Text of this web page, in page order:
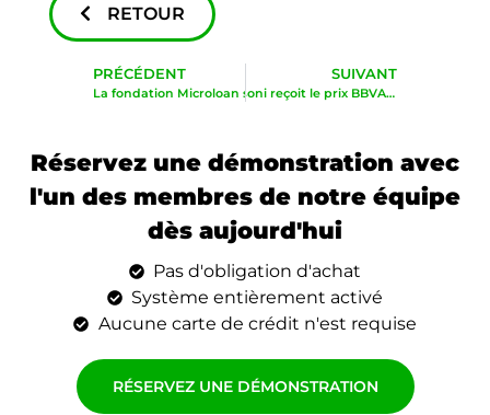
RETOUR
SUIVANT
M. Musoni reçoit le prix BBVA Open Talent lors de la conférence de l’IIF à Washington
PRÉCÉDENT
La fondation Microloan s’agrandit avec Musoni
Réservez une démonstration avec
l'un des membres de notre équipe
dès aujourd'hui
Pas d'obligation d'achat
Système entièrement activé
Aucune carte de crédit n'est requise
RÉSERVEZ UNE DÉMONSTRATION